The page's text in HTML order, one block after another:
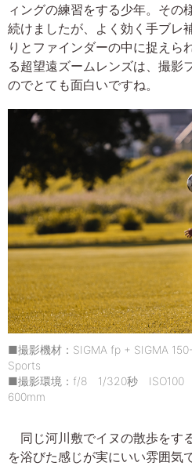
ィングの練習をする少年。その
続けましたが、よく効く手ブレ
りとファインダーの中に捉えら
る超望遠ズームレンズは、撮影
のでとても面白いですね。
■撮影機材：SIGMA fp + SIGMA
Sports
■撮影環境：f/8 1/320秒 ISO100
600mm
同じ河川敷でイヌの散歩をす
を浴びた感じが実にいい雰囲気